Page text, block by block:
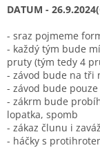
DATUM -
- sraz pojmeme
- každý tým bude
pruty (tým tedy 4
- závod bude na tři
- závod bude
- zákrm bude
lopatka, spomb
- zákaz člunu i
- háčky s